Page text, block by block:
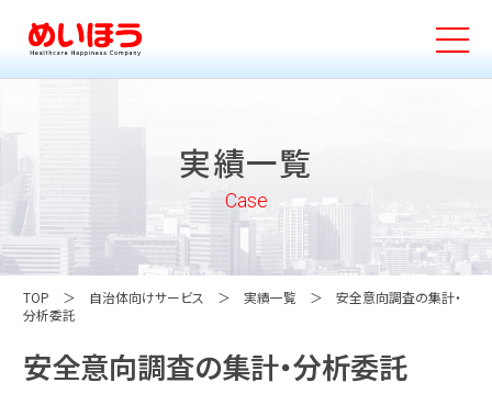
実績一覧
Case
TOP 自治体向けサービス 実績一覧
安全意向調査の集計・
分析委託
安全意向調査の集計・分析委託